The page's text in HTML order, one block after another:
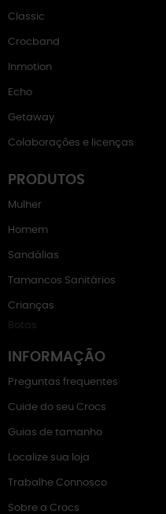
Classic
Crocband
Inmotion
Echo
Getaway
Colaborações e licenças
PRODUTOS
Mulher
Homem
Sandálias
Tamancos Sanitários
Crianças
Botas
INFORMAÇÃO
Preguntas frequentes
Cuide do seu Crocs
Guias de tamanho
Localize sua loja
Trabalhe Connosco
Sobre a Crocs